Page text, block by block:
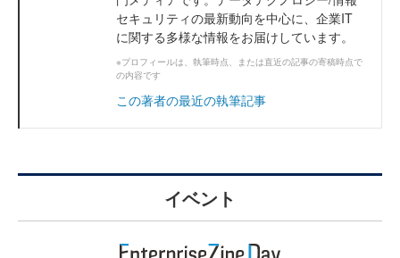
セキュリティの最新動向を中心に、企業IT
に関する多様な情報をお届けしています。
※プロフィールは、執筆時点、または直近の記事の寄稿時点で
の内容です
この著者の最近の執筆記事
イベント